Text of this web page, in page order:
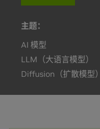
主题：
AI 模型
LLM（大语言模型）
Diffusion（扩散模型）